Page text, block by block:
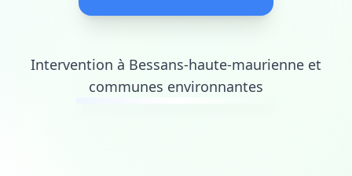
Intervention à Bessans-haute-maurienne et
communes environnantes